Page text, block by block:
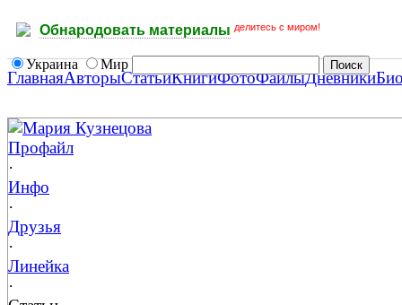
Обнародовать материалы делитесь с миром!
Украина Мир
ГлавнаяАвторыСтатьиКнигиФотоФайлыДневники
Мария Кузнецова
Профайл
·
Инфо
·
Друзья
·
Линейка
·